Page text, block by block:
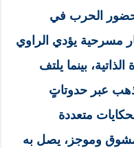
حضور الحرب في
مسرحية يؤدي الراوي
بينما يلتف
عبر حدوتاتٍ
متعددة
وموجز، يصل به